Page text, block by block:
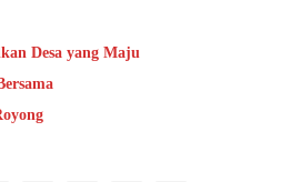
Desa yang Maju